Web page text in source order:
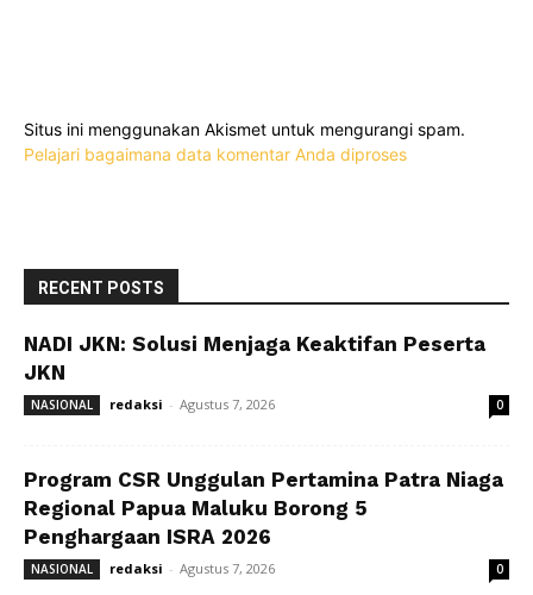
Situs ini menggunakan Akismet untuk mengurangi spam.
Pelajari bagaimana data komentar Anda diproses
RECENT POSTS
NADI JKN: Solusi Menjaga Keaktifan Peserta
JKN
NASIONAL redaksi - Agustus 7, 2026 0
Program CSR Unggulan Pertamina Patra Niaga
Regional Papua Maluku Borong 5
Penghargaan ISRA 2026
NASIONAL redaksi - Agustus 7, 2026 0